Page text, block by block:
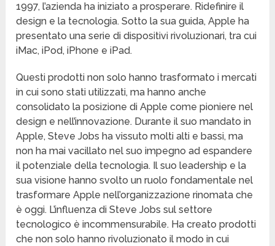
1997, l’azienda ha iniziato a prosperare. Ridefinire il
design e la tecnologia. Sotto la sua guida, Apple ha
presentato una serie di dispositivi rivoluzionari, tra cui
iMac, iPod, iPhone e iPad.
Questi prodotti non solo hanno trasformato i mercati
in cui sono stati utilizzati, ma hanno anche
consolidato la posizione di Apple come pioniere nel
design e nell’innovazione. Durante il suo mandato in
Apple, Steve Jobs ha vissuto molti alti e bassi, ma
non ha mai vacillato nel suo impegno ad espandere
il potenziale della tecnologia. Il suo leadership e la
sua visione hanno svolto un ruolo fondamentale nel
trasformare Apple nell’organizzazione rinomata che
è oggi. L’influenza di Steve Jobs sul settore
tecnologico è incommensurabile. Ha creato prodotti
che non solo hanno rivoluzionato il modo in cui